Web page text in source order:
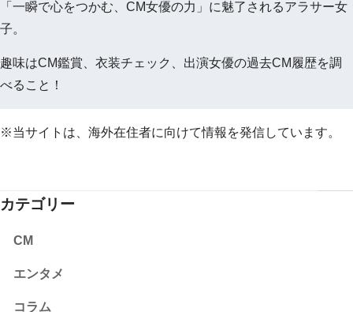
「一瞬で心をつかむ、CM女優の力」に魅了されるアラサー女
子。
趣味はCM鑑賞、衣装チェック、出演女優の過去CM履歴を調
べること！
※当サイトは、海外在住者に向けて情報を発信しています。
カテゴリー
CM
エンタメ
コラム